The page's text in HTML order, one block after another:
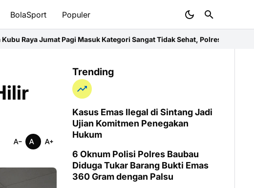
BolaSport Populer
Masuk Kategori Sangat Tidak Sehat, Polres Imbau Warga Pakai Masker
Trending
Kasus Emas Ilegal di Sintang Jadi
Ujian Komitmen Penegakan
Hukum
6 Oknum Polisi Polres Baubau
Diduga Tukar Barang Bukti Emas
360 Gram dengan Palsu